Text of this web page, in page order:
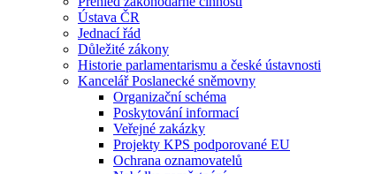
Ústava ČR
Jednací řád
Důležité zákony
Historie parlamentarismu a české ústavnosti
Kancelář Poslanecké sněmovny
Organizační schéma
Poskytování informací
Veřejné zakázky
Projekty KPS podporované EU
Ochrana oznamovatelů